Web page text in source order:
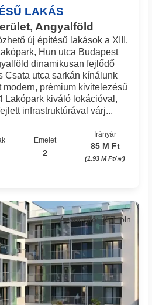
LAKÁS
Angyalföld
új építésű lakások a XIII.
Hun utca Budapest
dinamikusan fejlődő
Csata utca sarkán kínálunk
modern, prémium kivitelezésű
Lakópark kiváló lokációval,
infrastruktúrával várj...
Emelet
2
Irányár
85 M Ft
(1.93 M Ft/㎡)
Azonosító: 357_pln